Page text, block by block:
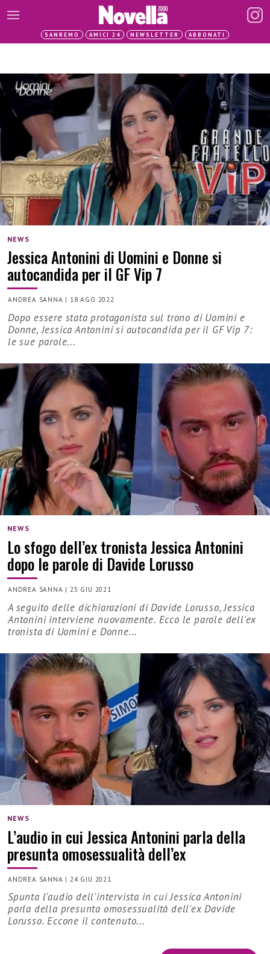
SANREMO AMICI 24 NEWSLETTER ABBONATI
NEWS
Jessica Antonini di Uomini e Donne si
autocandida per il GF Vip 7
ANDREA SANNA | 18 AGO 2022
Dopo essere stata protagonista sul trono di Uomini e
Donne, Jessica Antonini si autocandida per il GF Vip 7:
le sue parole...
NEWS
Lo sfogo dell’ex tronista Jessica Antonini
dopo le parole di Davide Lorusso
ANDREA SANNA | 25 GIU 2021
A seguito delle dichiarazioni di Davide Lorusso, Jessica
Antonini interviene nuovamente. Ecco le parole dell'ex
tronista di Uomini e Donne...
NEWS
L’audio in cui Jessica Antonini parla della
presunta omosessualità dell’ex
ANDREA SANNA | 24 GIU 2021
Spunta l'audio dell'intervista in cui Jessica Antonini
parla della presunta omosessualità dell'ex Davide
Lorusso. Eccone il contenuto...